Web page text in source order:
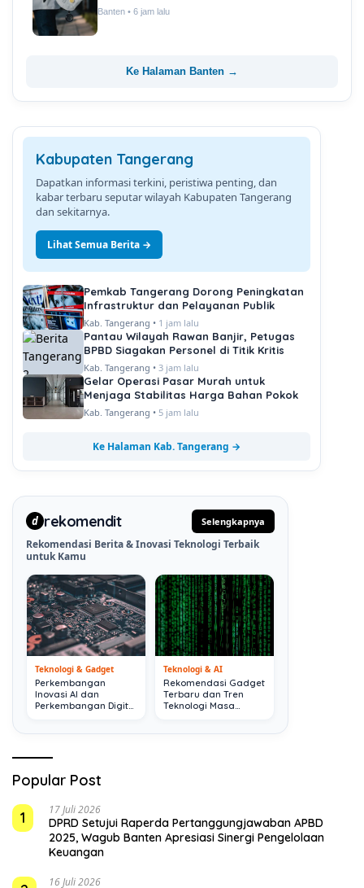
Banten • 6 jam lalu
Ke Halaman Banten →
Kabupaten Tangerang
Dapatkan informasi terkini, peristiwa penting, dan
kabar terbaru seputar wilayah Kabupaten Tangerang
dan sekitarnya.
Lihat Semua Berita →
Pemkab Tangerang Dorong Peningkatan
Infrastruktur dan Pelayanan Publik
Kab. Tangerang • 1 jam lalu
Pantau Wilayah Rawan Banjir, Petugas
BPBD Siagakan Personel di Titik Kritis
Kab. Tangerang • 3 jam lalu
Gelar Operasi Pasar Murah untuk
Menjaga Stabilitas Harga Bahan Pokok
Kab. Tangerang • 5 jam lalu
Ke Halaman Kab. Tangerang →
d rekomendit Selengkapnya
Rekomendasi Berita & Inovasi Teknologi Terbaik
untuk Kamu
Teknologi & Gadget
Perkembangan
Inovasi AI dan
Perkembangan Digital
Teknologi & AI
Rekomendasi Gadget
Terbaru dan Tren
Teknologi Masa
Popular Post
1
17 Juli 2026
DPRD Setujui Raperda Pertanggungjawaban APBD
2025, Wagub Banten Apresiasi Sinergi Pengelolaan
Keuangan
16 Juli 2026